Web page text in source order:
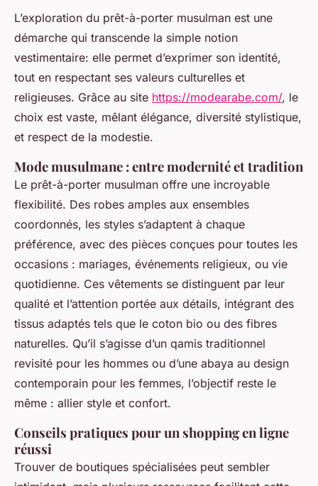
L’exploration du prêt-à-porter musulman est une
démarche qui transcende la simple notion
vestimentaire: elle permet d’exprimer son identité,
tout en respectant ses valeurs culturelles et
religieuses. Grâce au site https://modearabe.com/, le
choix est vaste, mêlant élégance, diversité stylistique,
et respect de la modestie.
Mode musulmane : entre modernité et tradition
Le prêt-à-porter musulman offre une incroyable
flexibilité. Des robes amples aux ensembles
coordonnés, les styles s’adaptent à chaque
préférence, avec des pièces conçues pour toutes les
occasions : mariages, événements religieux, ou vie
quotidienne. Ces vêtements se distinguent par leur
qualité et l’attention portée aux détails, intégrant des
tissus adaptés tels que le coton bio ou des fibres
naturelles. Qu’il s’agisse d’un qamis traditionnel
revisité pour les hommes ou d’une abaya au design
contemporain pour les femmes, l’objectif reste le
même : allier style et confort.
Conseils pratiques pour un shopping en ligne
réussi
Trouver de boutiques spécialisées peut sembler